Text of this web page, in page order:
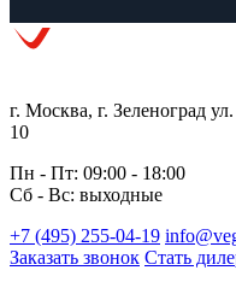
г. Москва, г. Зеленоград
10
Пн - Пт: 09:00 - 18:00
Сб - Вс: выходные
+7 (495) 255-04-19
Заказать звонок Стать